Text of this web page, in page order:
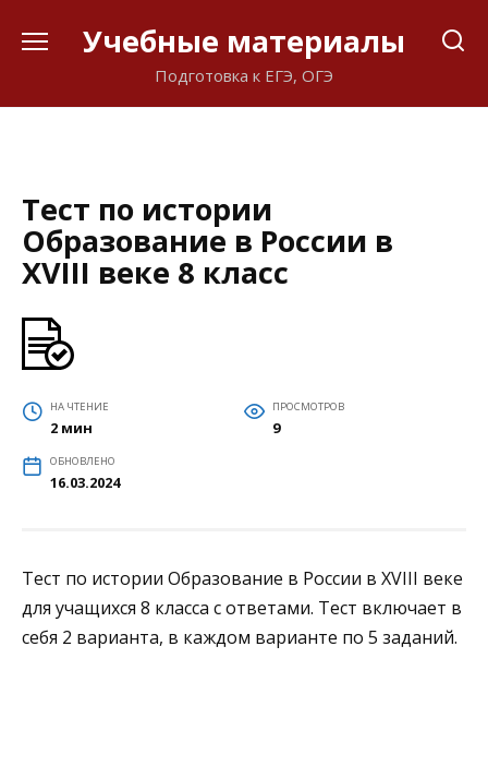
Учебные материалы
Подготовка к ЕГЭ, ОГЭ
Тест по истории
Образование в России в
XVIII веке 8 класс
НА ЧТЕНИЕ
2 мин
ПРОСМОТРОВ
9
ОБНОВЛЕНО
16.03.2024
Тест по истории Образование в России в XVIII веке
для учащихся 8 класса с ответами. Тест включает в
себя 2 варианта, в каждом варианте по 5 заданий.